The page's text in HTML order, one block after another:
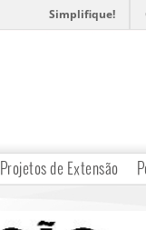
Simplifique!
Projetos de Extensão